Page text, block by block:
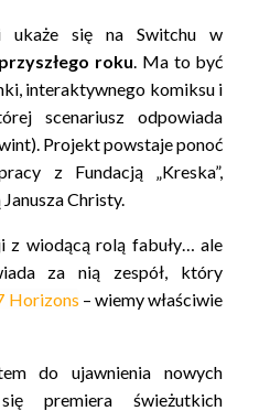
ukaże się na Switchu w
roku. Ma to być
interaktywnego komiksu i
scenariusz odpowiada
Projekt powstaje ponoć
z Fundacją „Kreska”,
Christy.
z wiodącą rolą fabuły… ale
za nią zespół, który
Horizons – wiemy właściwie
do ujawnienia nowych
premiera świeżutkich